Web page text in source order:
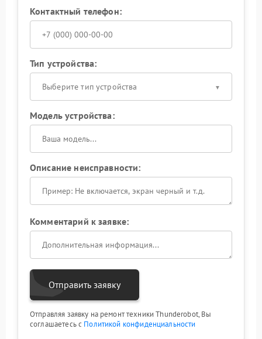
Контактный телефон:
Тип устройства:
Выберите тип устройства
Модель устройства:
Описание неисправности:
Комментарий к заявке:
Отправить заявку
Отправляя заявку на ремонт техники Thunderobot, Вы
соглашаетесь с Политикой конфиденциальности